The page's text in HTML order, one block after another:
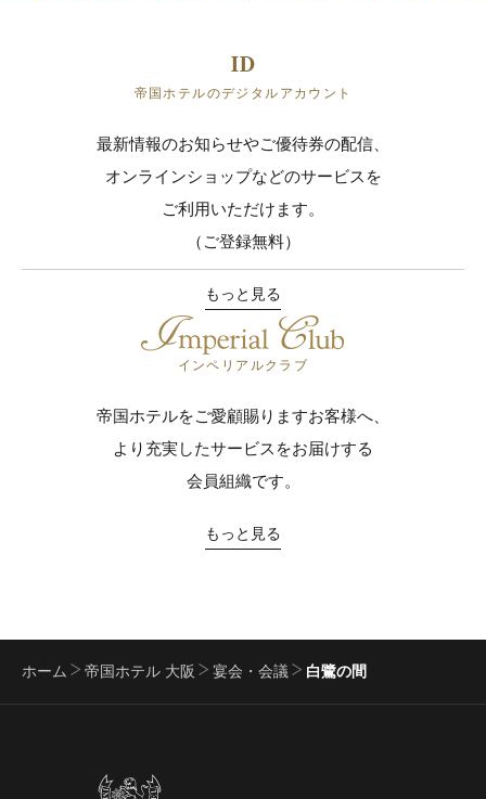
帝国ホテルのデジタルアカウント
最新情報のお知らせやご優待券の配信、
オンラインショップなどのサービスを
ご利用いただけます。
（ご登録無料）
もっと見る
インペリアルクラブ
帝国ホテルをご愛顧賜りますお客様へ、
より充実したサービスをお届けする
会員組織です。
もっと見る
ホーム 帝国ホテル 大阪 宴会・会議 白鷺の間